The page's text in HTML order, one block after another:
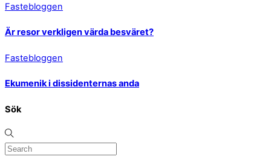
Fastebloggen
Är resor verkligen värda besväret?
Fastebloggen
Ekumenik i dissidenternas anda
Sök